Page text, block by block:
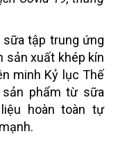
sữa tập trung ứng
sản xuất khép kín
minh Kỷ lục Thế
phẩm từ sữa
hoàn toàn tự